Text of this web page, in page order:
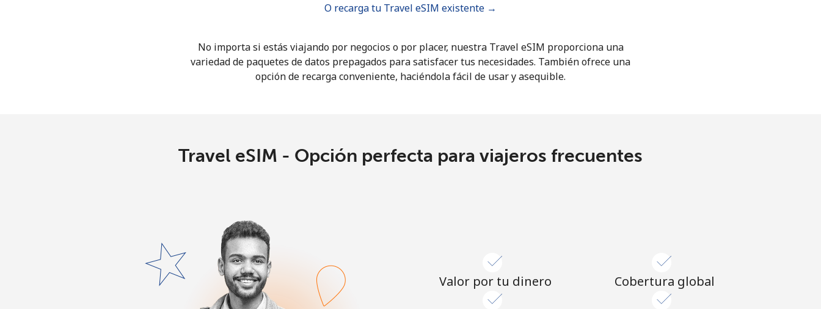
¿Olvidaste tu contraseña? →
Iniciar Sesión
O recarga tu Travel eSIM existente →
No importa si estás viajando por negocios o por placer, nuestra Travel eSIM proporciona una
variedad de paquetes de datos prepagados para satisfacer tus necesidades. También ofrece una
opción de recarga conveniente, haciéndola fácil de usar y asequible.
Travel eSIM - Opción perfecta para viajeros frecuentes
Valor por tu dinero Cobertura global